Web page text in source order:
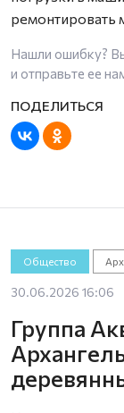
ремонтировать
Нашли ошибку?
и отправьте ее
Общество
30.06.2026 16:06
Группа